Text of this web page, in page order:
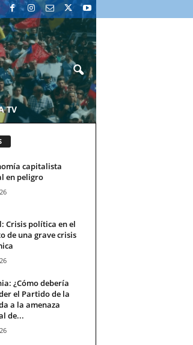
TV
capitalista
en peligro
Crisis política en el
de una grave crisis
¿Cómo debería
el Partido de la
a la amenaza
de...